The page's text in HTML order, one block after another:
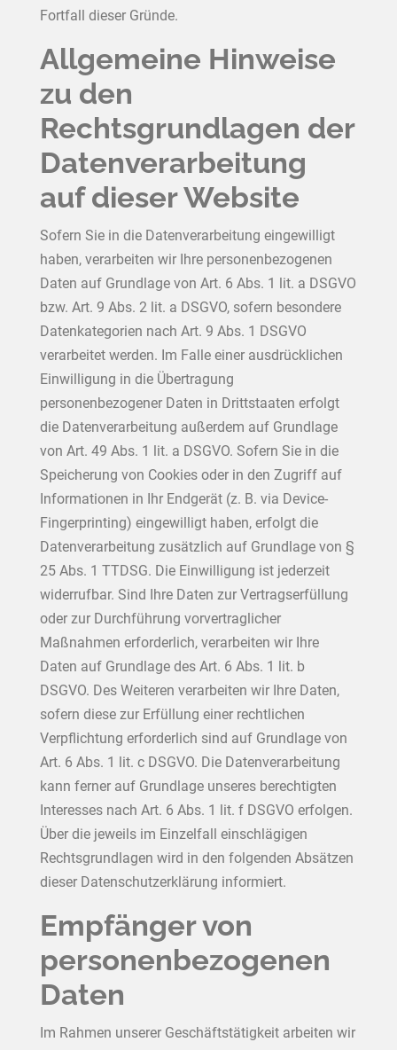
Fortfall dieser Gründe.
Allgemeine Hinweise
zu den
Rechtsgrundlagen der
Datenverarbeitung
auf dieser Website
Sofern Sie in die Datenverarbeitung eingewilligt
haben, verarbeiten wir Ihre personenbezogenen
Daten auf Grundlage von Art. 6 Abs. 1 lit. a DSGVO
bzw. Art. 9 Abs. 2 lit. a DSGVO, sofern besondere
Datenkategorien nach Art. 9 Abs. 1 DSGVO
verarbeitet werden. Im Falle einer ausdrücklichen
Einwilligung in die Übertragung
personenbezogener Daten in Drittstaaten erfolgt
die Datenverarbeitung außerdem auf Grundlage
von Art. 49 Abs. 1 lit. a DSGVO. Sofern Sie in die
Speicherung von Cookies oder in den Zugriff auf
Informationen in Ihr Endgerät (z. B. via Device-
Fingerprinting) eingewilligt haben, erfolgt die
Datenverarbeitung zusätzlich auf Grundlage von §
25 Abs. 1 TTDSG. Die Einwilligung ist jederzeit
widerrufbar. Sind Ihre Daten zur Vertragserfüllung
oder zur Durchführung vorvertraglicher
Maßnahmen erforderlich, verarbeiten wir Ihre
Daten auf Grundlage des Art. 6 Abs. 1 lit. b
DSGVO. Des Weiteren verarbeiten wir Ihre Daten,
sofern diese zur Erfüllung einer rechtlichen
Verpflichtung erforderlich sind auf Grundlage von
Art. 6 Abs. 1 lit. c DSGVO. Die Datenverarbeitung
kann ferner auf Grundlage unseres berechtigten
Interesses nach Art. 6 Abs. 1 lit. f DSGVO erfolgen.
Über die jeweils im Einzelfall einschlägigen
Rechtsgrundlagen wird in den folgenden Absätzen
dieser Datenschutzerklärung informiert.
Empfänger von
personenbezogenen
Daten
Im Rahmen unserer Geschäftstätigkeit arbeiten wir